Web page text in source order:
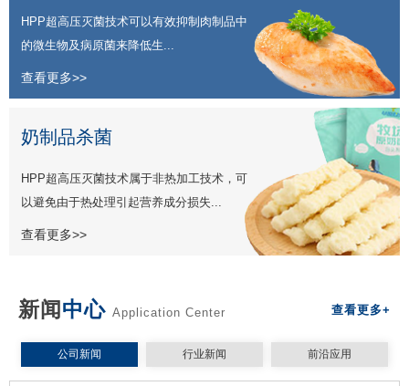
HPP超高压灭菌技术可以有效抑制肉制品中
的微生物及病原菌来降低生...
查看更多>>
奶制品杀菌
HPP超高压灭菌技术属于非热加工技术，可
以避免由于热处理引起营养成分损失...
查看更多>>
新闻中心 Application Center 查看更多+
公司新闻 行业新闻 前沿应用